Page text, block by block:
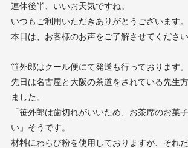
連休後半、いいお天気ですね。
いつもご利用いただきありがとうございます。
本日は、お客様のお声をご了解させてください
笹外郎はクール便にて発送も行っております。
先日は名古屋と大阪の茶道をされている先生
ました。
「笹外郎は歯切れがいいため、お茶席のお菓
い」そうです。
材料にわらび粉を使用しておりますが、それ